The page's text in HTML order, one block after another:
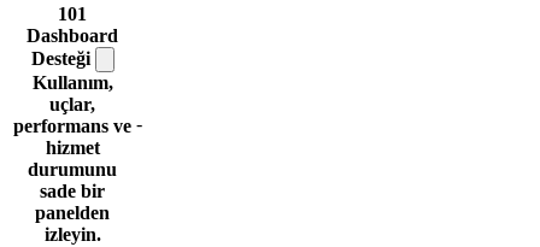
101
Dashboard
Desteği
Kullanım,
uçlar,
performans ve
hizmet
durumunu
sade bir
panelden
izleyin.
-